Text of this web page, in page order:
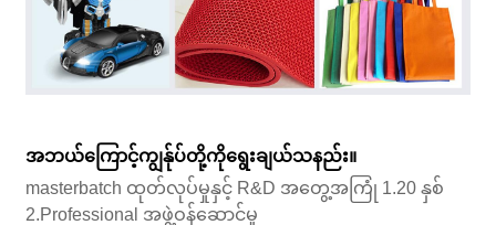
အဘယ်ကြောင့်ကျွန်ုပ်တို့ကိုရွေးချယ်သနည်း။
masterbatch ထုတ်လုပ်မှုနှင့် R&D အတွေ့အကြုံ 1.20 နှစ်
2.Professional အဖွဲ့ဝန်ဆောင်မှု